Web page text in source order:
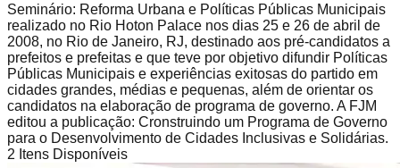
Seminário: Reforma Urbana e Políticas Públicas Municipais
realizado no Rio Hoton Palace nos dias 25 e 26 de abril de
2008, no Rio de Janeiro, RJ, destinado aos pré-candidatos a
prefeitos e prefeitas e que teve por objetivo difundir Políticas
Públicas Municipais e experiências exitosas do partido em
cidades grandes, médias e pequenas, além de orientar os
candidatos na elaboração de programa de governo. A FJM
editou a publicação: Cronstruindo um Programa de Governo
para o Desenvolvimento de Cidades Inclusivas e Solidárias.
2 Itens Disponíveis